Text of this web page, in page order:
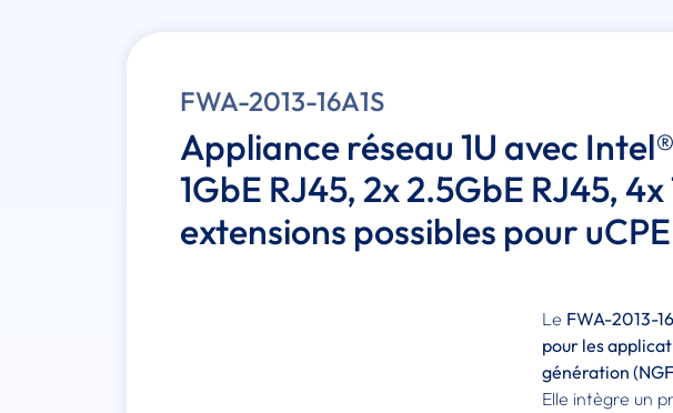
FWA-2013-16A1S
Appliance réseau 1U avec
1GbE RJ45, 2x 2.5GbE RJ45, 4x
extensions possibles pour
Le FWA-2013-
pour les
génération
Elle intègre un